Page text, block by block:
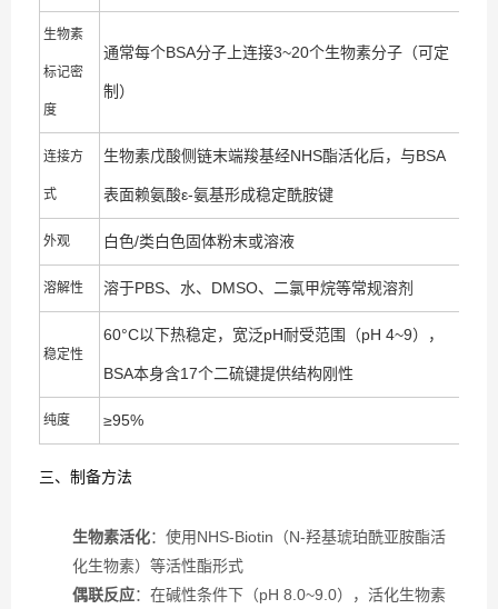
生物素
标记密
度
通常每个BSA分子上连接3~20个生物素分子（可定
制）
连接方
式
生物素戊酸侧链末端羧基经NHS酯活化后，与BSA
表面赖氨酸ε-氨基形成稳定酰胺键
外观 白色/类白色固体粉末或溶液
溶解性 溶于PBS、水、DMSO、二氯甲烷等常规溶剂
稳定性
60°C以下热稳定，宽泛pH耐受范围（pH 4~9），
BSA本身含17个二硫键提供结构刚性
纯度 ≥95%
三、制备方法
生物素活化：使用NHS-Biotin（N-羟基琥珀酰亚胺酯活
化生物素）等活性酯形式
偶联反应：在碱性条件下（pH 8.0~9.0），活化生物素